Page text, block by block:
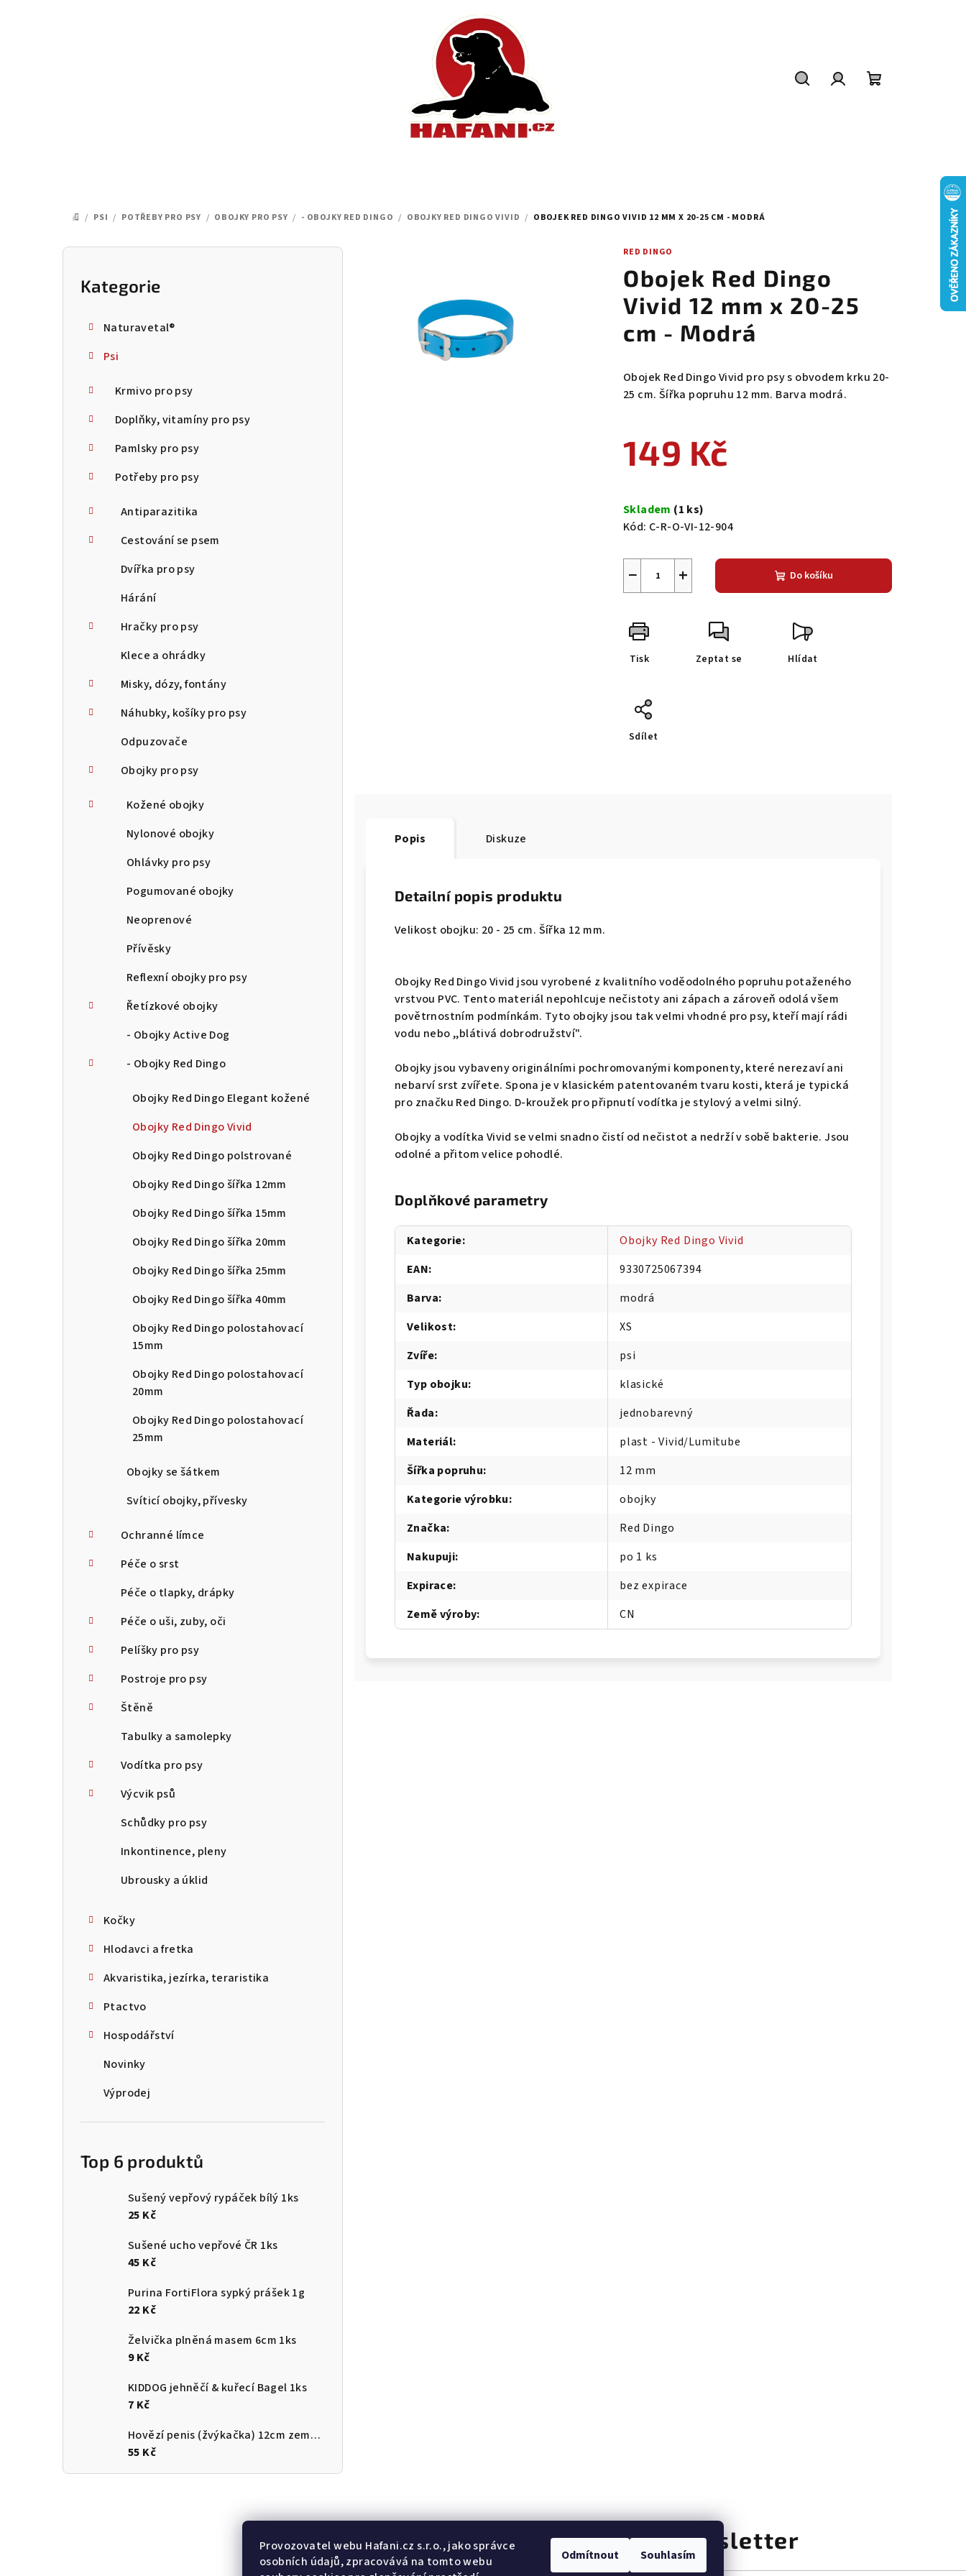
Provozovatel webu Hafani.cz s.r.o., jako správce
osobních údajů, zpracovává na tomto webu
Odmítnout Souhlasím
DOMŮ
/ PSI / POTŘEBY PRO PSY / OBOJKY PRO PSY / - OBOJKY RED DINGO / OBOJKY RED DINGO VIVID / OBOJEK RED DINGO VIVID 12 MM X 20-25 CM - MODRÁ
P
Přeskočit
kategorie
Kategorie
Naturavetal®
Psi
Krmivo pro psy
Doplňky, vitamíny pro psy
Pamlsky pro psy
Potřeby pro psy
Antiparazitika
Cestování se psem
Dvířka pro psy
Hárání
Hračky pro psy
Klece a ohrádky
Misky, dózy, fontány
Náhubky, košíky pro psy
Odpuzovače
Obojky pro psy
Kožené obojky
Nylonové obojky
Ohlávky pro psy
Pogumované obojky
Neoprenové
Přívěsky
Reflexní obojky pro psy
Řetízkové obojky
- Obojky Active Dog
- Obojky Red Dingo
Obojky Red Dingo Elegant kožené
Obojky Red Dingo Vivid
Obojky Red Dingo polstrované
Obojky Red Dingo šířka 12mm
Obojky Red Dingo šířka 15mm
Obojky Red Dingo šířka 20mm
Obojky Red Dingo šířka 25mm
Obojky Red Dingo šířka 40mm
Obojky Red Dingo polostahovací
15mm
Obojky Red Dingo polostahovací
20mm
Obojky Red Dingo polostahovací
25mm
Obojky se šátkem
Svíticí obojky, přívesky
Ochranné límce
Péče o srst
Péče o tlapky, drápky
Péče o uši, zuby, oči
Pelíšky pro psy
Postroje pro psy
Štěně
Tabulky a samolepky
Vodítka pro psy
Výcvik psů
Schůdky pro psy
Inkontinence, pleny
Ubrousky a úklid
Kočky
Hlodavci a fretka
Akvaristika, jezírka, teraristika
Ptactvo
Hospodářství
Novinky
Výprodej
Top 6 produktů
Sušený vepřový rypáček bílý 1ks
25 Kč
Sušené ucho vepřové ČR 1ks
45 Kč
Purina FortiFlora sypký prášek 1g
22 Kč
Želvička plněná masem 6cm 1ks
9 Kč
KIDDOG jehněčí & kuřecí Bagel 1ks
7 Kč
Hovězí penis (žvýkačka) 12cm země původu ČR
55 Kč
RED DINGO
Obojek Red Dingo
Vivid 12 mm x 20-25
cm - Modrá
Obojek Red Dingo Vivid pro psy s obvodem krku 20-
25 cm. Šířka popruhu 12 mm. Barva modrá.
149 Kč
cena:
Skladem (1 ks)
Kód: C-R-O-VI-12-904
+
− Do košíku
Tisk Zeptat se Hlídat
Sdílet
Popis Diskuze
Detailní popis produktu
Velikost obojku: 20 - 25 cm. Šířka 12 mm.
Obojky Red Dingo Vivid jsou vyrobené z kvalitního voděodolného popruhu potaženého
vrstvou PVC. Tento materiál nepohlcuje nečistoty ani zápach a zároveň odolá všem
povětrnostním podmínkám. Tyto obojky jsou tak velmi vhodné pro psy, kteří mají rádi
vodu nebo ,,blátivá dobrodružství".
Obojky jsou vybaveny originálními pochromovanými komponenty, které nerezaví ani
nebarví srst zvířete. Spona je v klasickém patentovaném tvaru kosti, která je typická
pro značku Red Dingo. D-kroužek pro připnutí vodítka je stylový a velmi silný.
Obojky a vodítka Vivid se velmi snadno čistí od nečistot a nedrží v sobě bakterie. Jsou
odolné a přitom velice pohodlé.
Doplňkové parametry
Kategorie:
Obojky Red Dingo Vivid
EAN:
9330725067394
Barva:
modrá
Velikost:
XS
Zvíře:
psi
Typ obojku:
klasické
Řada:
jednobarevný
Materiál:
plast - Vivid/Lumitube
Šířka popruhu:
12 mm
Kategorie výrobku:
obojky
Značka:
Red Dingo
Nakupuji:
po 1 ks
Expirace:
bez expirace
Země výroby: CN
Odebírat newsletter